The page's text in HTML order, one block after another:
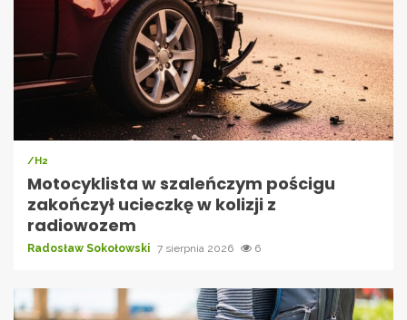
/H2
Motocyklista w szaleńczym pościgu
zakończył ucieczkę w kolizji z
radiowozem
Radosław Sokołowski 7 sierpnia 2026 6